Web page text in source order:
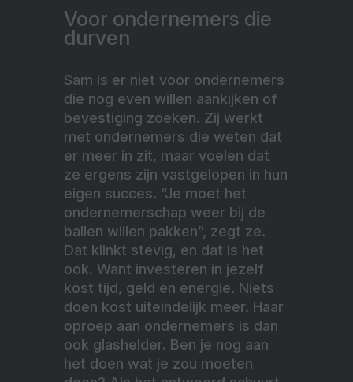
Voor ondernemers die
durven
Sam is er niet voor ondernemers
die nog even willen aankijken of
bevestiging zoeken. Zij werkt
met ondernemers die weten dat
er meer in zit, maar voelen dat
ze ergens zijn vastgelopen in hun
eigen succes. “Je moet het
ondernemerschap weer bij de
ballen willen pakken”, zegt ze.
Dat klinkt stevig, en dat is het
ook. Want investeren in jezelf
kost tijd, geld en energie. Niets
doen kost uiteindelijk meer. Haar
oproep aan ondernemers is dan
ook glashelder. Ben je nog aan
het doen wat je zou moeten